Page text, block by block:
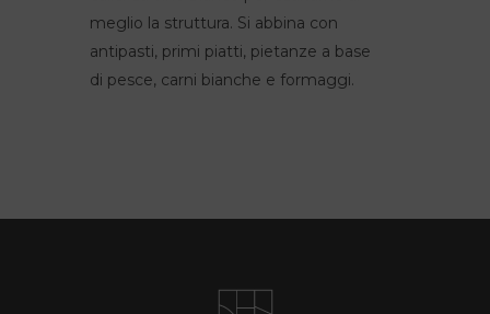
meglio la struttura. Si abbina con
antipasti, primi piatti, pietanze a base
di pesce, carni bianche e formaggi.